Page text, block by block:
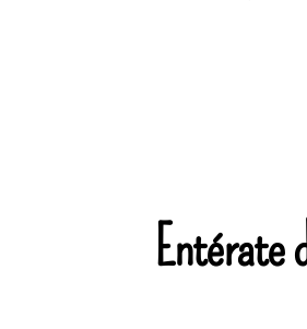
Entérate